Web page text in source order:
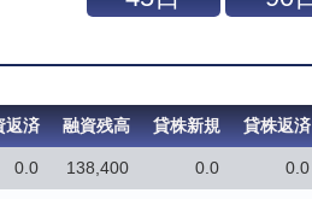
返済 融資残高 貸株新規 貸株返済
0.0 138,400 0.0 0.0